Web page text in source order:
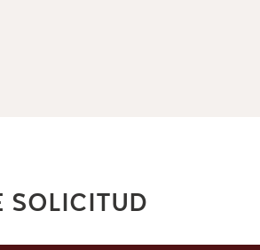
SOLICITUD